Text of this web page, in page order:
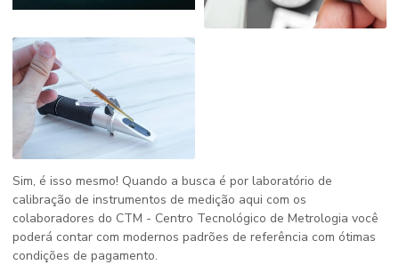
Sim, é isso mesmo! Quando a busca é por laboratório de
calibração de instrumentos de medição aqui com os
colaboradores do CTM - Centro Tecnológico de Metrologia você
poderá contar com modernos padrões de referência com ótimas
condições de pagamento.